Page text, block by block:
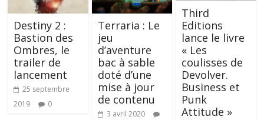
Destiny 2 :
Bastion des
Ombres, le
trailer de
lancement
25 septembre
2019
0
Terraria : Le
jeu
d’aventure
bac à sable
doté d’une
mise à jour
de contenu
3 avril 2020
Third
Editions
lance le livre
« Les
coulisses de
Devolver.
Business et
Punk
Attitude »